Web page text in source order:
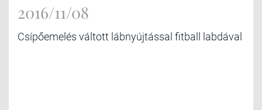
2016/11/08
Csípőemelés váltott lábnyújtással fitball labdával